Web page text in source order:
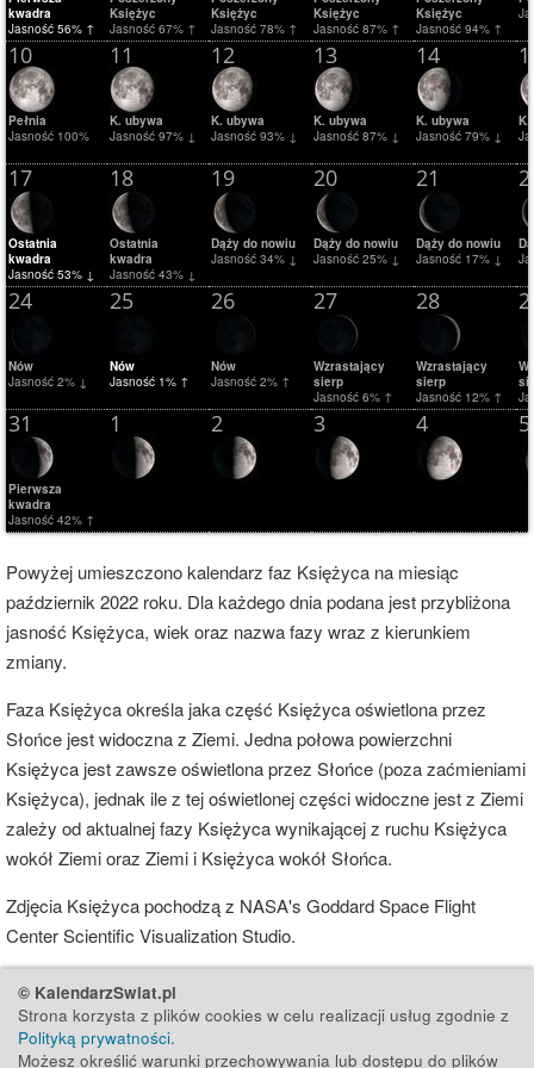
kwadra
Jasność 56% ↑
Księżyc
Jasność 67% ↑
Księżyc
Jasność 78% ↑
Księżyc
Jasność 87% ↑
Księżyc
Jasność 94% ↑
10
Pełnia
Jasność 100%
11
K. ubywa
Jasność 97% ↓
12
K. ubywa
Jasność 93% ↓
13
K. ubywa
Jasność 87% ↓
14
K. ubywa
Jasność 79% ↓
K.
17
Ostatnia
kwadra
Jasność 53% ↓
18
Ostatnia
kwadra
Jasność 43% ↓
19
Dąży do nowiu
Jasność 34% ↓
20
Dąży do nowiu
Jasność 25% ↓
21
Dąży do nowiu
Jasność 17% ↓
24
Nów
Jasność 2% ↓
25
Nów
Jasność 1% ↑
26
Nów
Jasność 2% ↑
27
Wzrastający
sierp
Jasność 6% ↑
28
Wzrastający
sierp
Jasność 12% ↑
31
Pierwsza
kwadra
Jasność 42% ↑
1 2 3 4 5
Powyżej umieszczono kalendarz faz Księżyca na miesiąc
październik 2022 roku. Dla każdego dnia podana jest przybliżona
jasność Księżyca, wiek oraz nazwa fazy wraz z kierunkiem
zmiany.
Faza Księżyca określa jaka część Księżyca oświetlona przez
Słońce jest widoczna z Ziemi. Jedna połowa powierzchni
Księżyca jest zawsze oświetlona przez Słońce (poza zaćmieniami
Księżyca), jednak ile z tej oświetlonej części widoczne jest z Ziemi
zależy od aktualnej fazy Księżyca wynikającej z ruchu Księżyca
wokół Ziemi oraz Ziemi i Księżyca wokół Słońca.
Zdjęcia Księżyca pochodzą z NASA's Goddard Space Flight
Center Scientific Visualization Studio.
© KalendarzSwiat.pl
Strona korzysta z plików cookies w celu realizacji usług zgodnie z
Polityką prywatności.
Możesz określić warunki przechowywania lub dostępu do plików